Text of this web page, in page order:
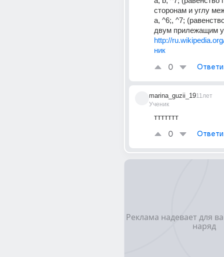
сторонам и углу
a, ^6;, ^7;
двум прилежащим
http://
ник
0
marina_guzii_19
Ученик
11лет
ттттттт
0